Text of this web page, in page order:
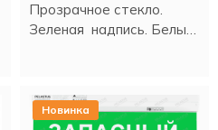
Прозрачное стекло.
Зеленая надпись. Белый
Новинка